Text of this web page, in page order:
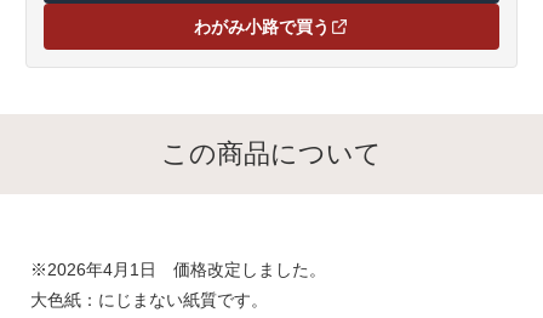
わがみ小路で買う（新しいタブで開きます）
この商品について
※2026年4月1日 価格改定しました。
大色紙：にじまない紙質です。